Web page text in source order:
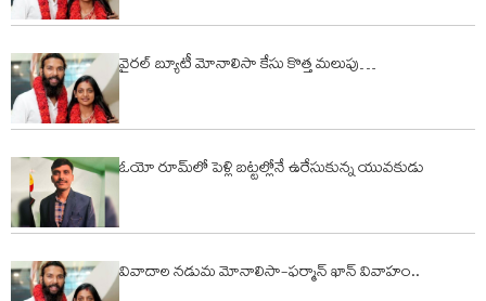
వైరల్ బ్యూటీ మోనాలిసా కేసు కొత్త మలుపు…
ఓయో రూమ్‌లో పెళ్లి బ‌ట్ట‌ల్లోనే ఉరేసుకున్న యువ‌కుడు
వివాదాల నడుమ మోనాలిసా-ఫర్మాన్ ఖాన్ వివాహం..